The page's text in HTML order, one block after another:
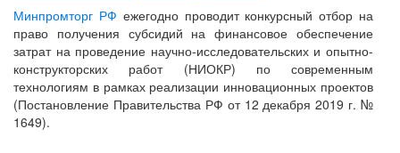
Минпромторг РФ ежегодно проводит конкурсный отбор на
право получения субсидий на финансовое обеспечение
затрат на проведение научно-исследовательских и опытно-
конструкторских работ (НИОКР) по современным
технологиям в рамках реализации инновационных проектов
(Постановление Правительства РФ от 12 декабря 2019 г. №
1649).